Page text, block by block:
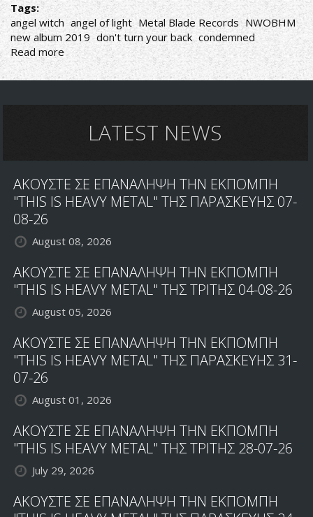
Tags:
angel witch angel of light Metal Blade Records NWOBHM
new album 2019 don't turn your back condemned
Read more about
ANGEL
WITCH:
ΚΟΜΜΑΤΙ
ΔΙΣΚΟ
LATEST NEWS
ΑΚΟΥΣΤΕ ΣΕ ΕΠΑΝΑΛΗΨΗ ΤΗΝ ΕΚΠΟΜΠΗ
"THIS IS HEAVY METAL" ΤΗΣ ΠΑΡΑΣΚΕΥΗΣ 07-
08-26
August 08, 2026
ΑΚΟΥΣΤΕ ΣΕ ΕΠΑΝΑΛΗΨΗ ΤΗΝ ΕΚΠΟΜΠΗ
"THIS IS HEAVY METAL" ΤΗΣ ΤΡΙΤΗΣ 04-08-26
August 05, 2026
ΑΚΟΥΣΤΕ ΣΕ ΕΠΑΝΑΛΗΨΗ ΤΗΝ ΕΚΠΟΜΠΗ
"THIS IS HEAVY METAL" ΤΗΣ ΠΑΡΑΣΚΕΥΗΣ 31-
07-26
August 01, 2026
ΑΚΟΥΣΤΕ ΣΕ ΕΠΑΝΑΛΗΨΗ ΤΗΝ ΕΚΠΟΜΠΗ
"THIS IS HEAVY METAL" ΤΗΣ ΤΡΙΤΗΣ 28-07-26
July 29, 2026
ΑΚΟΥΣΤΕ ΣΕ ΕΠΑΝΑΛΗΨΗ ΤΗΝ ΕΚΠΟΜΠΗ